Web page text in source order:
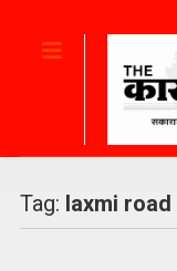
Tag: laxmi road